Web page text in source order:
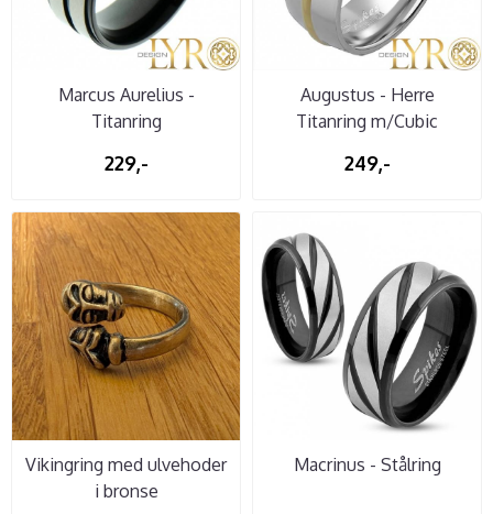
Marcus Aurelius -
Titanring
229,-
Augustus - Herre
Titanring m/Cubic
249,-
Vikingring med ulvehoder
i bronse
Macrinus - Stålring